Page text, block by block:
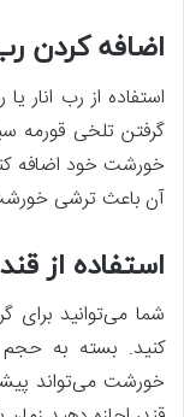
اضافه کردن
استفاده از رب انار
گرفتن تلخی قورمه
خورشت خود اضافه
آن باعث ترشی
استفاده از قند
شما می‌توانید برای
کنید. بسته به
خورشت می‌تواند